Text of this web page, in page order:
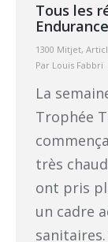
Tous les
1300 Mitjet,
Par Louis Fabbri
La
Trophée
très
ont pris
un cadre
sanitaires.